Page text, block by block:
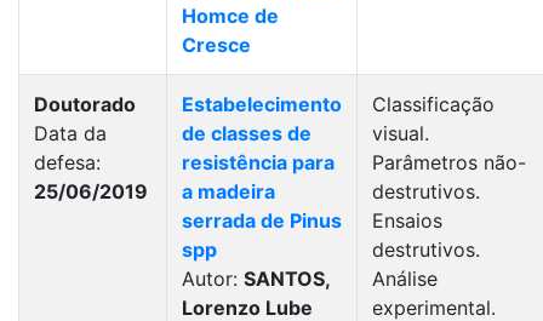
Homce de
Cresce
Doutorado
Data da
defesa:
25/06/2019
Estabelecimento
de classes de
resistência para
a madeira
serrada de Pinus
spp
Autor: SANTOS,
Lorenzo Lube
Classificação
visual.
Parâmetros não-
destrutivos.
Ensaios
destrutivos.
Análise
experimental.